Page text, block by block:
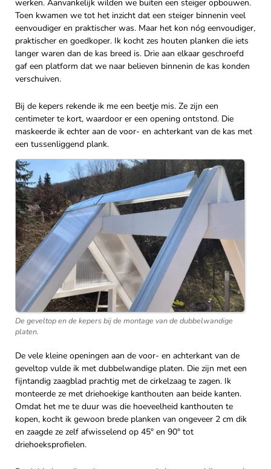
werken. Aanvankelijk wilden we buiten een steiger opbouwen.
Toen kwamen we tot het inzicht dat een steiger binnenin veel
eenvoudiger en praktischer was. Maar het kon nóg eenvoudiger,
praktischer en goedkoper. Ik kocht zes houten planken die iets
langer waren dan de kas breed is. Drie aan elkaar geschroefd
gaf een platform dat we naar believen binnenin de kas konden
verschuiven.
Bij de kepers rekende ik me een beetje mis. Ze zijn een
centimeter te kort, waardoor er een opening ontstond. Die
maskeerde ik echter aan de voor- en achterkant van de kas met
een tussenliggend plank.
De geveltop en de kepers bij de montage van de dubbelwandige
platen.
De vele kleine openingen aan de voor- en achterkant van de
geveltop vulde ik met dubbelwandige platen. Die zijn met een
fijntandig zaagblad prachtig met de cirkelzaag te zagen. Ik
monteerde ze met driehoekige kanthouten aan beide kanten.
Omdat het me te duur was die hoeveelheid kanthouten te
kopen, kocht ik gewoon brede planken van ongeveer 2 cm dik
en zaagde ze zelf afwisselend op 45° en 90° tot
driehoeksprofielen.